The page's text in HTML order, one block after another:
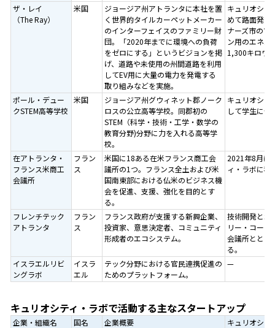
ザ・レイ
（The Ray）
米国
ジョージア州アトランタに本社を置
く世界的タイルカーペットメーカー
のインターフェイスのファミリー財
団。「2020年までに環境への負荷
をゼロにする」というビジョンを掲
げ、道路や未使用の州間道路を利用
してEV用に大量の電力を発電する
取り組みなどを実施。
キュリオシテ
めて路面発電
ナーズ市の市
ン用のエネル
1,300キロワ
ポール・デュー
クSTEM高等学校
米国
ジョージア州グウィネット郡ノーク
ロスの公立高等学校。同郡初の
STEM（科学・技術・工学・数学の
教育分野)分野に力を入れる高等学
校。
キュリオシテ
して学生に
在アトランタ・
フランス米商工
会議所
フラン
ス
米国に18ある在米フランス商工会
議所の1つ。フランス全土および米
国南東部における仏米のビジネス機
会を促進、支援、強化を目的とす
る。
2021年8月に
ィ・ラボに移
フレンチテック
アトランタ
フラン
ス
フランス政府が支援する新興企業、
投資家、意思決定者、コミュニティ
形成者のエコシステム。
技術開発と北
リー・コー
会議所ととも
る。
イスラエルリビ
ングラボ
イスラ
エル
テック分野における官民連携促進の
ためのプラットフォーム。
—
キュリオシティ・ラボで活動する主なスタートアップ
企業・組織名 国名 企業概要
キュリオシテ